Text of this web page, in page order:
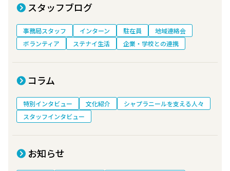
スタッフブログ
事務局スタッフ インターン 駐在員
地域連絡会
ボランティア
ステナイ生活 企業・学校との連携
コラム
特別インタビュー 文化紹介
シャプラニールを支える人々
スタッフインタビュー
お知らせ